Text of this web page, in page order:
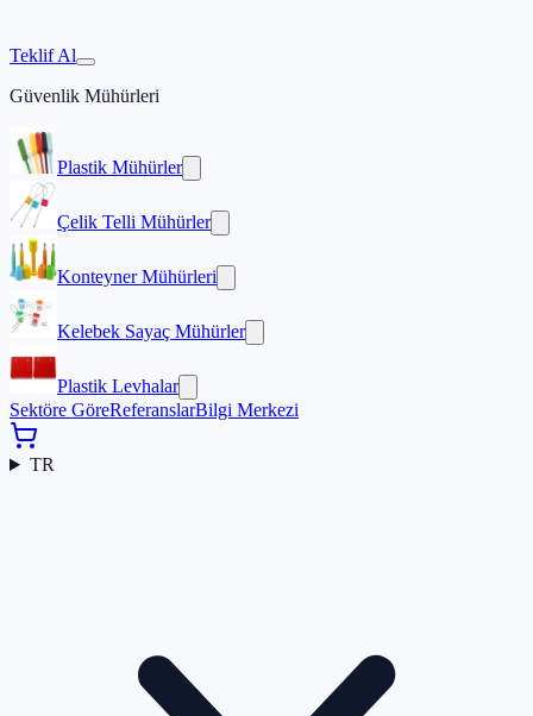
Teklif Al
Güvenlik Mühürleri
Plastik Mühürler
Çelik Telli Mühürler
Konteyner Mühürleri
Kelebek Sayaç Mühürler
Plastik Levhalar
Sektöre GöreReferanslarBilgi Merkezi
TR